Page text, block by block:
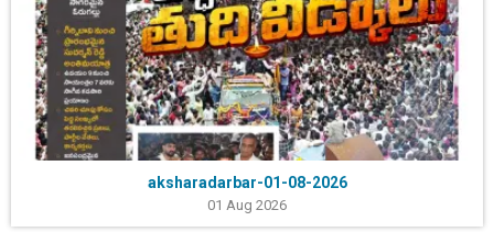
aksharadarbar-01-08-2026
01 Aug 2026